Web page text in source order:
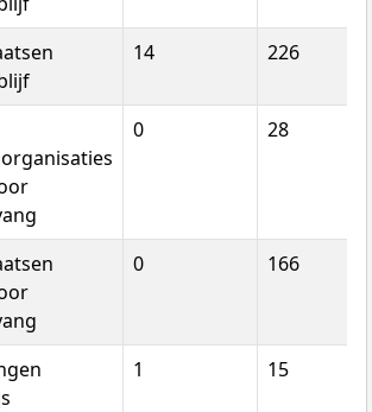
14 226
0 28
0 166
1 15